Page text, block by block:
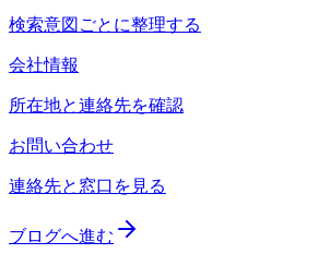
検索意図ごとに整理する
会社情報
所在地と連絡先を確認
お問い合わせ
連絡先と窓口を見る
ブログへ進む